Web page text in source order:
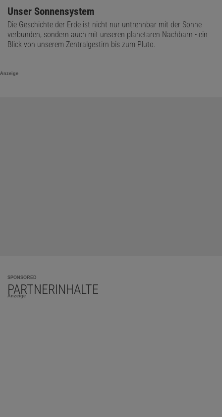
Unser Sonnensystem
Die Geschichte der Erde ist nicht nur untrennbar mit der Sonne
verbunden, sondern auch mit unseren planetaren Nachbarn - ein
Blick von unserem Zentralgestirn bis zum Pluto.
Anzeige
SPONSORED
PARTNERINHALTE
Anzeige